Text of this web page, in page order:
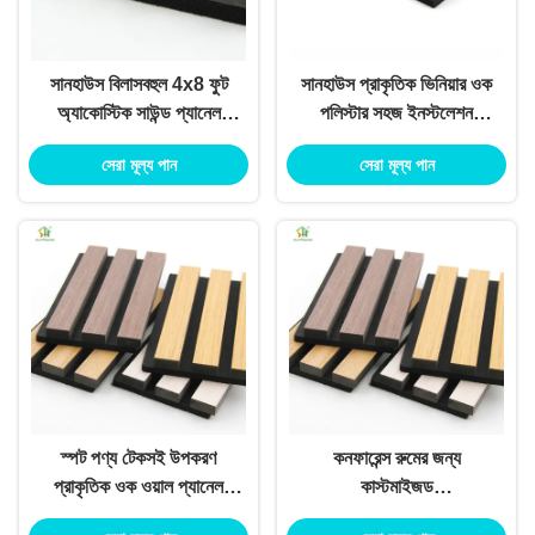
সানহাউস বিলাসবহুল 4x8 ফুট
অ্যাকোস্টিক সাউন্ড প্যানেল
উন্নততর লিভিং এবং অফিস
স্পেস জন্য
সেরা মূল্য পান
সানহাউস প্রাকৃতিক ভিনিয়ার ওক
পলিস্টার সহজ ইনস্টলেশন
অভ্যন্তর প্রসাধন অ্যাকোস্টিক
স্ল্যাট ওয়াল প্যানেল
সেরা মূল্য পান
স্পট পণ্য টেকসই উপকরণ
প্রাকৃতিক ওক ওয়াল প্যানেল
অ্যান্টি-স্ক্র্যাচ অ্যাকোস্টিক ওয়াল
কনফারেন্স রুমের জন্য
কাস্টমাইজড
1220X2440Mm 4X8Ft